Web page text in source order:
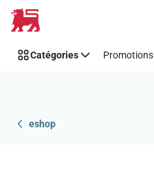
Passer
Catégories Promotions
eshop